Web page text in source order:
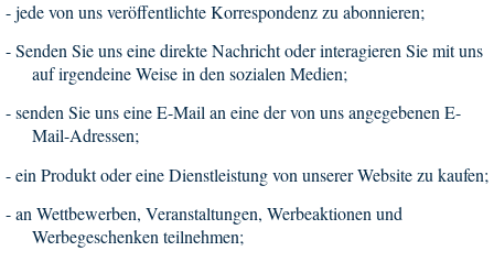
-jede von uns veröffentlichte Korrespondenz zu abonnieren;
-Senden Sie uns eine direkte Nachricht oder interagieren Sie mit uns
auf irgendeine Weise in den sozialen Medien;
-senden Sie uns eine E-Mail an eine der von uns angegebenen E-
Mail-Adressen;
-ein Produkt oder eine Dienstleistung von unserer Website zu kaufen;
-an Wettbewerben, Veranstaltungen, Werbeaktionen und
Werbegeschenken teilnehmen;